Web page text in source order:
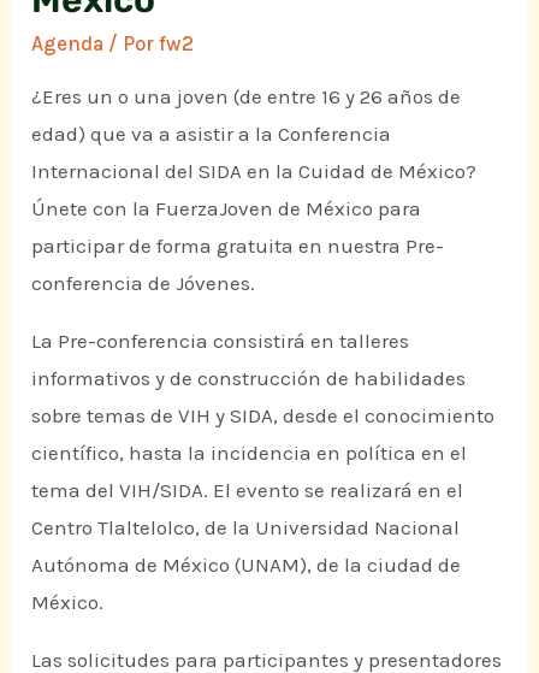
Agenda / Porfw2
¿Eres un o una joven (de entre 16 y 26 años de
edad) que va a asistir a la Conferencia
Internacional del SIDA en la Cuidad de México?
Únete con la FuerzaJoven de México para
participar de forma gratuita en nuestra Pre-
conferencia de Jóvenes.
La Pre-conferencia consistirá en talleres
informativos y de construcción de habilidades
sobre temas de VIH y SIDA, desde el conocimiento
científico, hasta la incidencia en política en el
tema del VIH/SIDA. El evento se realizará en el
Centro Tlaltelolco, de la Universidad Nacional
Autónoma de México (UNAM), de la ciudad de
México.
Las solicitudes para participantes y presentadores